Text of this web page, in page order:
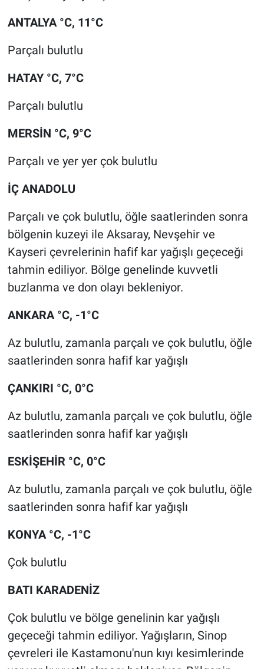
ANTALYA °C, 11°C
Parçalı bulutlu
HATAY °C, 7°C
Parçalı bulutlu
MERSİN °C, 9°C
Parçalı ve yer yer çok bulutlu
İÇ ANADOLU
Parçalı ve çok bulutlu, öğle saatlerinden sonra
bölgenin kuzeyi ile Aksaray, Nevşehir ve
Kayseri çevrelerinin hafif kar yağışlı geçeceği
tahmin ediliyor. Bölge genelinde kuvvetli
buzlanma ve don olayı bekleniyor.
ANKARA °C, -1°C
Az bulutlu, zamanla parçalı ve çok bulutlu, öğle
saatlerinden sonra hafif kar yağışlı
ÇANKIRI °C, 0°C
Az bulutlu, zamanla parçalı ve çok bulutlu, öğle
saatlerinden sonra hafif kar yağışlı
ESKİŞEHİR °C, 0°C
Az bulutlu, zamanla parçalı ve çok bulutlu, öğle
saatlerinden sonra hafif kar yağışlı
KONYA °C, -1°C
Çok bulutlu
BATI KARADENİZ
Çok bulutlu ve bölge genelinin kar yağışlı
geçeceği tahmin ediliyor. Yağışların, Sinop
çevreleri ile Kastamonu'nun kıyı kesimlerinde